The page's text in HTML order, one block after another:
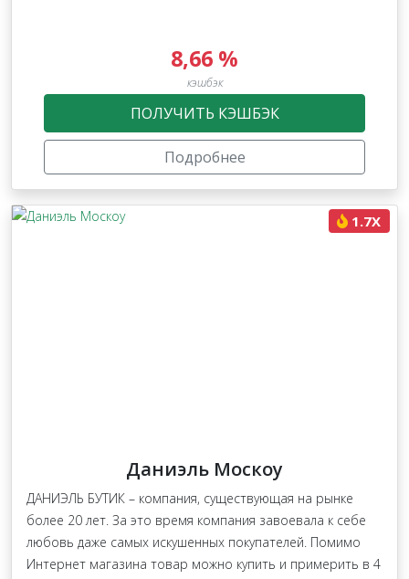
8,66 %
кэшбэк
ПОЛУЧИТЬ КЭШБЭК
Подробнее
1.7X
Даниэль Москоу
ДАНИЭЛЬ БУТИК – компания, существующая на рынке
более 20 лет. За это время компания завоевала к себе
любовь даже самых искушенных покупателей. Помимо
Интернет магазина товар можно купить и примерить в 4